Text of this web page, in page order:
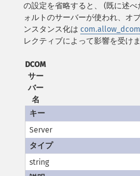
の設定を省略すると、 (既に述べ
ォルトのサーバーが使われ、オ
ンスタンス化は com.allow_dcom
レクティブによって影響を受けま
DCOM
サー
バー
名
Server
string